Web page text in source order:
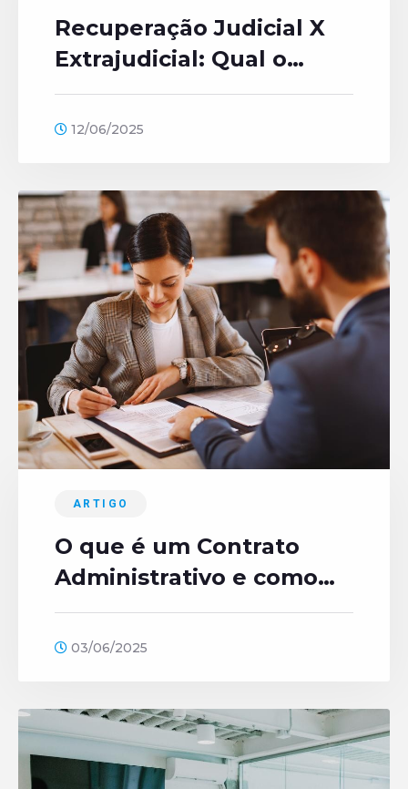
Recuperação Judicial X
Extrajudicial: Qual o
melhor caminho?
12/06/2025
ARTIGO
O que é um Contrato
Administrativo e como
funciona?
03/06/2025